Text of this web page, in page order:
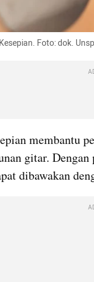
Foto: dok.
membantu
gitar.
dibawakan